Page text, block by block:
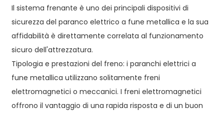
Il sistema frenante è uno dei principali dispositivi di
sicurezza del paranco elettrico a fune metallica e la sua
affidabilità è direttamente correlata al funzionamento
sicuro dell'attrezzatura.
Tipologia e prestazioni del freno: i paranchi elettrici a
fune metallica utilizzano solitamente freni
elettromagnetici o meccanici. I freni elettromagnetici
offrono il vantaggio di una rapida risposta e di un buon